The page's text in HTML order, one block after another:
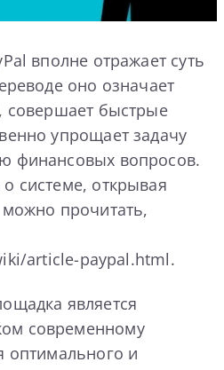
вполне отражает суть
оно означает
совершает быстрые
упрощает задачу
финансовых вопросов.
системе, открывая
прочитать,
article-paypal.html.
является
современному
оптимального и